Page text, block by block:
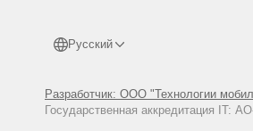
Русский
Разработчик: ООО "Технологии
Государственная аккредитация IT: